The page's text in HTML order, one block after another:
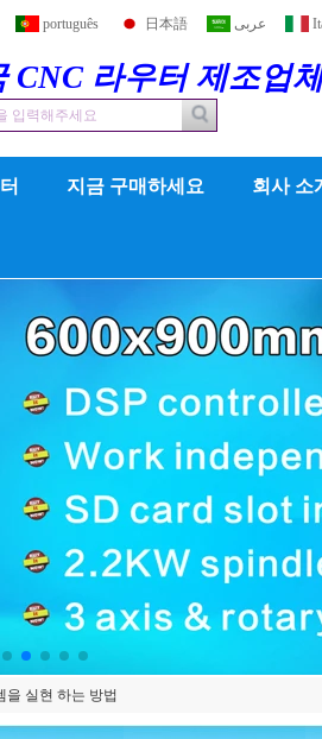
português 日本語 عربى
CNC 라우터 제조업
지금 구매하세요 회사 소
을 실현 하는 방법